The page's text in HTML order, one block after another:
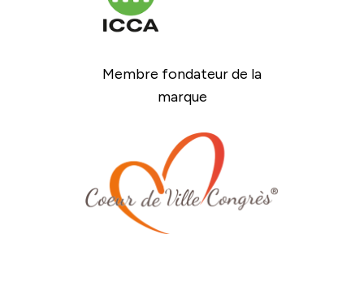
Membre fondateur de la
marque